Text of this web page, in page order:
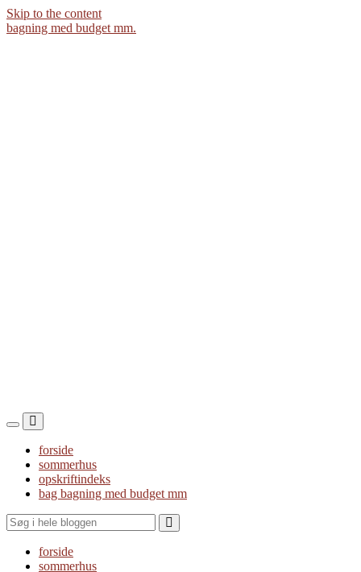
Skip to the content
bagning med budget mm.
Toggle
mobile
menu
Toggle
the
search
field
forside
sommerhus
opskriftindeks
bag bagning med budget mm
forside
sommerhus